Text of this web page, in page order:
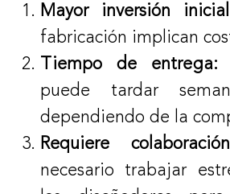
Mayor inversión
fabricación implican
Tiempo de entrega:
puede tardar
dependiendo de la
Requiere
necesario trabajar